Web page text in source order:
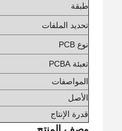
طبقة
تحديد الملفات
نوع PCB
تعبئة PCBA
المواصفات
الأصل
قدرة الإنتاج